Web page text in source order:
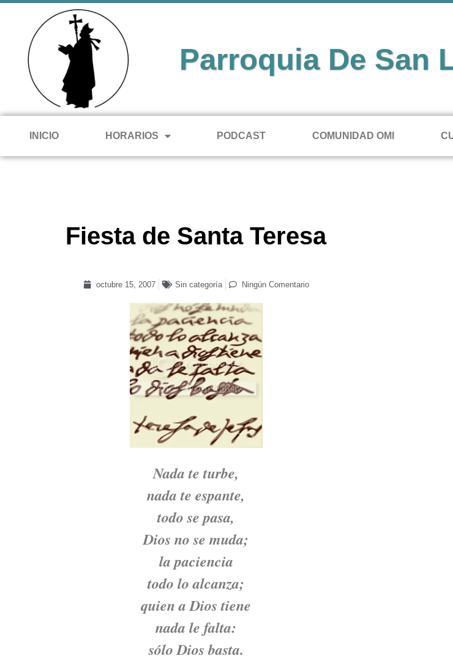
Parroquia De San
INICIO HORARIOS PODCAST COMUNIDAD OMI
Fiesta de Santa Teresa
octubre 15, 2007 Sin categoría Ningún Comentario
Nada te turbe,
nada te espante,
todo se pasa,
Dios no se muda;
la paciencia
todo lo alcanza;
quien a Dios tiene
nada le falta:
sólo Dios basta.